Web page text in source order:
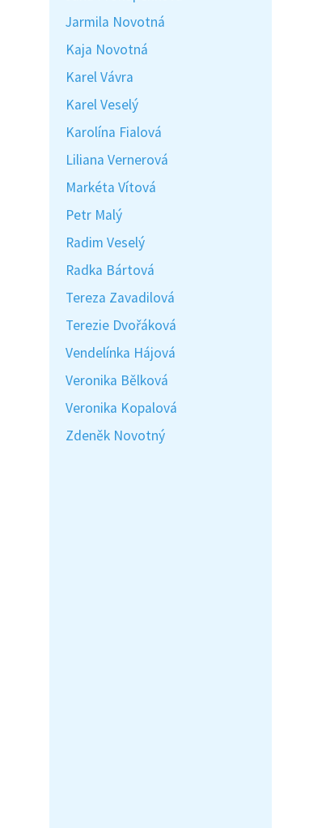
Jarmila Novotná
Kaja Novotná
Karel Vávra
Karel Veselý
Karolína Fialová
Liliana Vernerová
Markéta Vítová
Petr Malý
Radim Veselý
Radka Bártová
Tereza Zavadilová
Terezie Dvořáková
Vendelínka Hájová
Veronika Bělková
Veronika Kopalová
Zdeněk Novotný